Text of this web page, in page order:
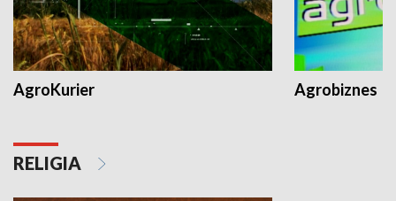
AgroKurier Agrobiznes
RELIGIA